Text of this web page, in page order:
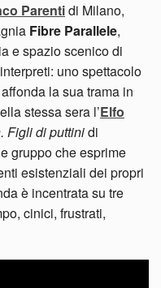
Parentidi Milano,
Fibre Parallele,
e spazio scenico di
uno spettacolo
la sua trama in
stessa sera l’Elfo
Figli di puttinidi
gruppo che esprime
esistenziali dei propri
è incentrata su tre
cinici, frustrati,